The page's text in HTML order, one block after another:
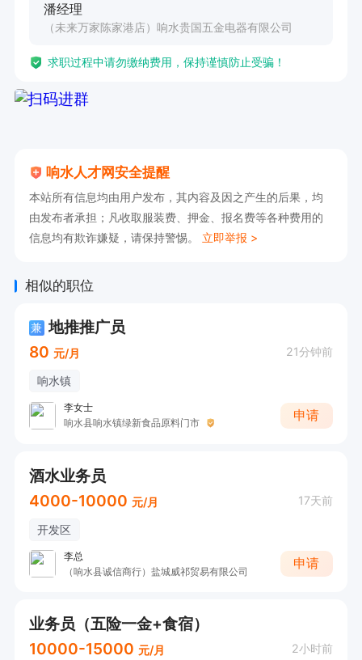
潘经理
（未来万家陈家港店）响水贵国五金电器有限公司
求职过程中请勿缴纳费用，保持谨慎防止受骗！
响水人才网安全提醒
本站所有信息均由用户发布，其内容及因之产生的后果，均
由发布者承担；凡收取服装费、押金、报名费等各种费用的
信息均有欺诈嫌疑，请保持警惕。 立即举报 >
相似的职位
兼 地推推广员
80 元/月 21分钟前
响水镇
李女士
响水县响水镇绿新食品原料门市
申请
酒水业务员
4000-10000 元/月 17天前
开发区
李总
（响水县诚信商行）盐城威祁贸易有限公司
申请
业务员（五险一金+食宿）
10000-15000 元/月 2小时前